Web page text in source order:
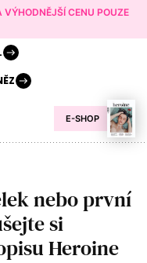
VÝHODNĚJŠÍ CENU POUZE
E-SHOP
nebo první
si
Heroine